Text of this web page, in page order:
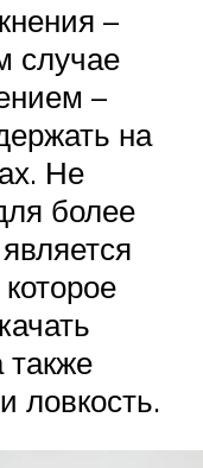
–
случае
–
на
Не
более
ловкость.